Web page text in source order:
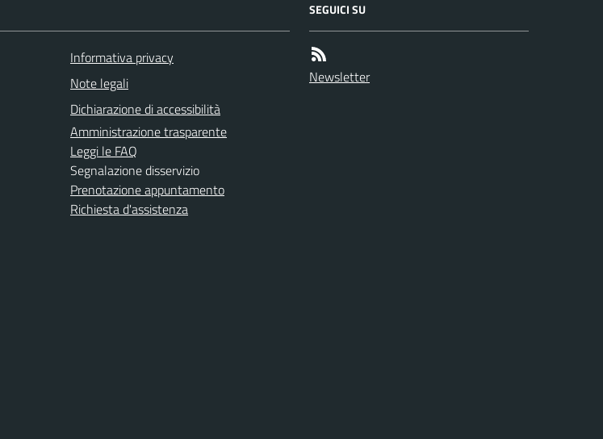
Informativa privacy
Note legali
Dichiarazione di accessibilità
Amministrazione trasparente
Leggi le FAQ
Segnalazione disservizio
Prenotazione appuntamento
Richiesta d'assistenza
SEGUICI SU
Newsletter